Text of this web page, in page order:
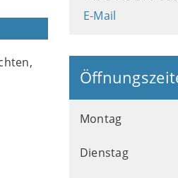
E-Mail
Montag
Dienstag